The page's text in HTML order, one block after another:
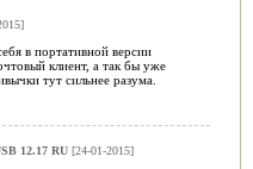
в портативной версии
клиент, а так бы уже
тут сильнее разума.
12.17 RU[24-01-2015]